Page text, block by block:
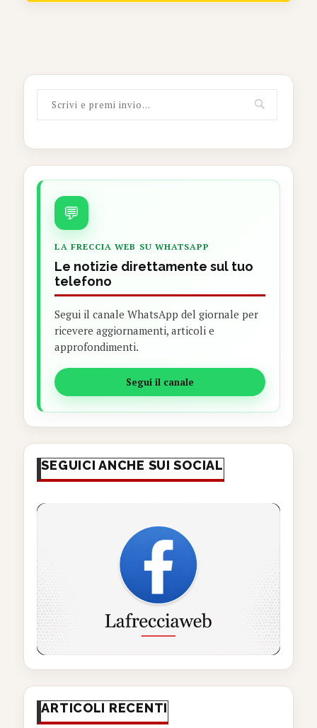
💬
LA FRECCIA WEB SU WHATSAPP
Le notizie direttamente sul tuo
telefono
Segui il canale WhatsApp del giornale per
ricevere aggiornamenti, articoli e
approfondimenti.
Segui il canale
SEGUICI ANCHE SUI SOCIAL
ARTICOLI RECENTI